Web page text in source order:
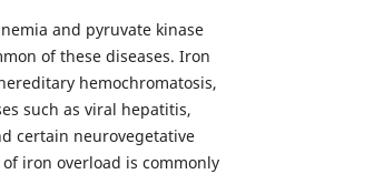
and pyruvate kinase
of these diseases. Iron
hemochromatosis,
such as viral hepatitis,
certain neurovegetative
iron overload is commonly